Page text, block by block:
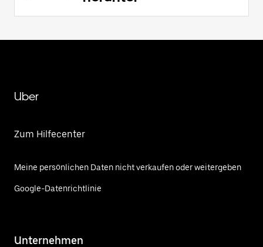
Uber
Zum Hilfecenter
Meine persönlichen Daten nicht verkaufen oder weitergeben
Google-Datenrichtlinie
Unternehmen